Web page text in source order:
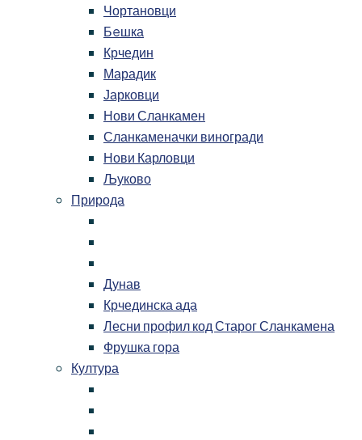
Чортановци
Бeшка
Крчедин
Марадик
Јарковци
Нови Сланкамен
Сланкаменачки виногради
Нови Карловци
Љуково
Природа
Дунав
Крчединска ада
Лесни профил код Старог Сланкамена
Фрушка гора
Култура